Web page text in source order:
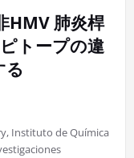
HMV 肺炎桿
トープの違
る
Instituto de Química